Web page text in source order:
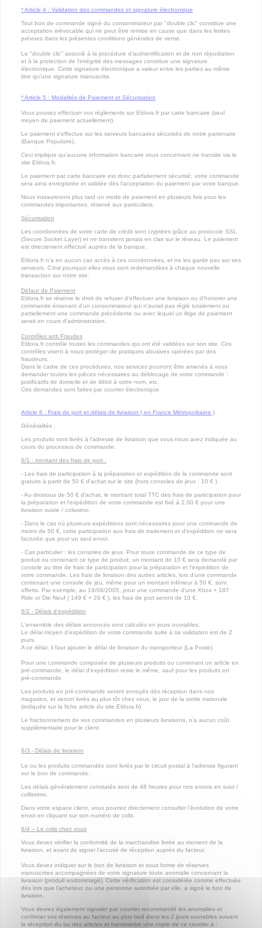
* Article 4 : Validation des commandes et signature électronique
Tout bon de commande signé du consommateur par "double clic" constitue une
acceptation irrévocable qui ne peut être remise en cause que dans les limites
prévues dans les présentes conditions générales de vente.
Le "double clic" associé à la procédure d'authentification et de non répudiation
et à la protection de l'intégrité des messages constitue une signature
électronique. Cette signature électronique a valeur entre les parties au même
titre qu'une signature manuscrite.
* Article 5 : Modalités de Paiement et Sécurisation
Vous pouvez effectuer vos règlements sur Eldora.fr par carte bancaire (seul
moyen de paiement actuellement).
Le paiement s'effectue sur les serveurs bancaires sécurisés de notre partenaire
(Banque Populaire).
Ceci implique qu'aucune information bancaire vous concernant ne transite via le
site Eldora.fr.
Le paiement par carte bancaire est donc parfaitement sécurisé; votre commande
sera ainsi enregistrée et validée dès l'acceptation du paiement par votre banque.
Nous instaurerons plus tard un mode de paiement en plusieurs fois pour les
commandes importantes, réservé aux particuliers.
Sécurisation
Les coordonnées de votre carte de crédit sont cryptées grâce au protocole SSL
(Secure Socket Layer) et ne transitent jamais en clair sur le réseau. Le paiement
est directement effectué auprès de la banque.
Eldora.fr n'a en aucun cas accès à ces coordonnées, et ne les garde pas sur ses
serveurs. C'est pourquoi elles vous sont redemandées à chaque nouvelle
transaction sur notre site.
Défaut de Paiement
Eldora.fr se réserve le droit de refuser d'effectuer une livraison ou d'honorer une
commande émanant d'un consommateur qui n'aurait pas réglé totalement ou
partiellement une commande précédente ou avec lequel un litige de paiement
serait en cours d'administration.
Contrôles anti Fraudes
Eldora.fr contrôle toutes les commandes qui ont été validées sur son site. Ces
contrôles visent à nous protéger de pratiques abusives opérées par des
fraudeurs.
Dans le cadre de ces procédures, nos services pourront être amenés à vous
demander toutes les pièces nécessaires au déblocage de votre commande :
justificatifs de domicile et de débit à votre nom, etc.
Ces demandes sont faites par courrier électronique.
Article 6 : Frais de port et délais de livraison ( en France Métropolitaine )
Généralités :
Les produits sont livrés à l'adresse de livraison que vous nous avez indiquée au
cours du processus de commande.
6/1 : montant des frais de port :
- Les frais de participation à la préparation et expédition de la commande sont
gratuits à partir de 50 € d'achat sur le site (hors consoles de jeux : 10 € )
- Au dessous de 50 € d'achat, le montant total TTC des frais de participation pour
la préparation et l'expédition de votre commande est fixé à 2,00 € pour une
livraison suivie / colissimo.
- Dans le cas où plusieurs expéditions sont nécessaires pour une commande de
moins de 50 €, cette participation aux frais de traitement et d'expédition ne sera
facturée que pour un seul envoi.
- Cas particulier : les consoles de jeux. Pour toute commande de ce type de
produit ou contenant ce type de produit, un montant de 10 € sera demandé par
console au titre de frais de participation pour la préparation et l'expédition de
votre commande. Les frais de livraison des autres articles, lors d’une commande
contenant une console de jeu, même pour un montant inférieur à 50 €, sont
offerts. Par exemple, au 19/09/2005, pour une commande d’une Xbox + 187
Ride or Die Neuf ( 149 € + 29 € ), les frais de port seront de 10 €.
6/2 - Délais d'expédition
L'ensemble des délais annoncés sont calculés en jours ouvrables.
Le délai moyen d’expédition de votre commande suite à sa validation est de 2
jours.
A ce délai, il faut ajouter le délai de livraison du transporteur (La Poste).
Pour une commande composée de plusieurs produits ou contenant un article en
pré-commande, le délai d'expédition reste le même, sauf pour les produits en
pré-commande.
Les produits en pré-commande seront envoyés dès réception dans nos
magasins, et seront livrés au plus tôt chez vous, le jour de la sortie nationale
(indiquée sur la fiche article du site Eldora.fr)
Le fractionnement de vos commandes en plusieurs livraisons, n’a aucun coût
supplémentaire pour le client.
6/3 - Délais de livraison
Le ou les produits commandés sont livrés par le circuit postal à l'adresse figurant
sur le bon de commande.
Les délais généralement constatés sont de 48 heures pour nos envois en suivi /
collissimo.
Dans votre espace client, vous pourrez directement consulter l’évolution de votre
envoi en cliquant sur son numéro de colis.
6/4 – Le colis chez vous
Vous devez vérifier la conformité de la marchandise livrée au moment de la
livraison, et avant de signer l’accusé de réception auprès du facteur.
Vous devez indiquer sur le bon de livraison et sous forme de réserves
manuscrites accompagnées de votre signature toute anomalie concernant la
livraison (produit endommagé). Cette vérification est considérée comme effectuée
dès lors que l'acheteur, ou une personne autorisée par elle, a signé le bon de
livraison.
Vous devrez également signaler par courrier recommandé les anomalies et
confirmer vos réserves au facteur au plus tard dans les 2 jours ouvrables suivant
la réception du ou des articles et transmettre une copie de ce courrier à :